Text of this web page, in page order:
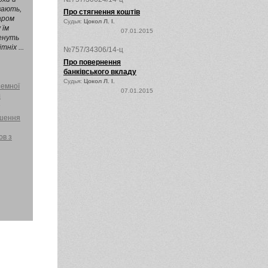
Про стягнення коштів
Судья: Цокол Л. І.
07.01.2015
№757/34306/14-ц
Про повернення
банківського вкладу
Судья: Цокол Л. І.
07.01.2015
їм
...
з